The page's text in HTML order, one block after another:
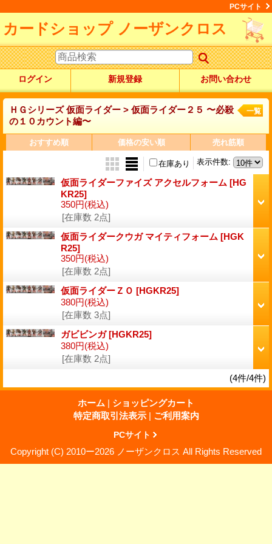
PCサイト
カードショップ ノーザンクロス
ログイン 新規登録 お問い合わせ
ＨＧシリーズ 仮面ライダー > 仮面ライダー２５ 〜必殺
の１０カウント編〜
一覧
おすすめ順 価格の安い順 売れ筋順
表示件数:
在庫あり
仮面ライダーファイズ アクセルフォーム [HG
KR25]
350円(税込)
[在庫数 2点]
仮面ライダークウガ マイティフォーム [HGK
R25]
350円(税込)
[在庫数 2点]
仮面ライダーＺＯ [HGKR25]
380円(税込)
[在庫数 3点]
ガビビンガ[HGKR25]
380円(税込)
[在庫数 2点]
(4件/4件)
ホーム | ショッピングカート
特定商取引法表示 | ご利用案内
PCサイト
Copyright (C) 2010ー2026 ノーザンクロス All Rights Reserved